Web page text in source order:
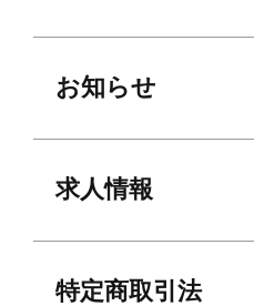
お知らせ
求人情報
特定商取引法